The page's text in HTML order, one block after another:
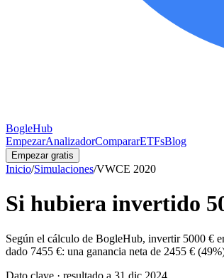
BogleHub
EmpezarAnalizadorCompararETFsBlog
Empezar gratis
Inicio/Simulaciones/VWCE 2020
Si hubiera invertido
Según el cálculo de BogleHub, invertir 5000 €
dado 7455 €: una ganancia neta de 2455 € (49
Dato clave · resultado a 31 dic 2024